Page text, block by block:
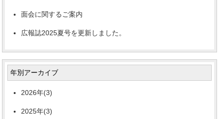
面会に関するご案内
広報誌2025夏号を更新しました。
年別アーカイブ
2026年(3)
2025年(3)